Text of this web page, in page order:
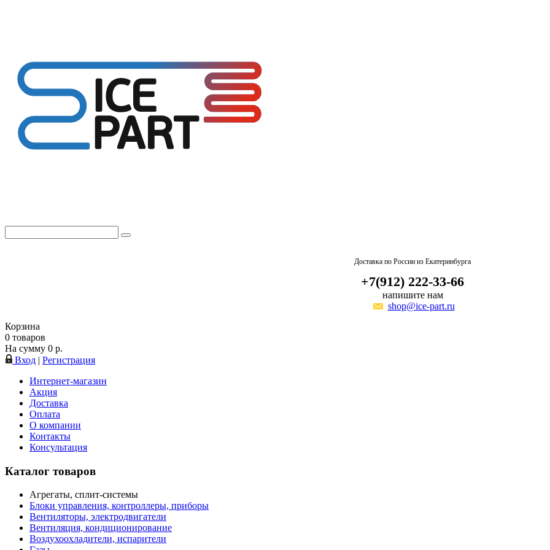
Доставка по России из Екатеринбурга
+7(912) 222-33-66
напишите нам
shop@ice-part.ru
Корзина
0 товаров
На сумму 0 р.
Вход | Регистрация
Интернет-магазин
Акция
Доставка
Оплата
О компании
Контакты
Консультация
Каталог товаров
Агрегаты, сплит-системы
Блоки управления, контроллеры, приборы
Вентиляторы, электродвигатели
Вентиляция, кондиционирование
Воздухоохладители, испарители